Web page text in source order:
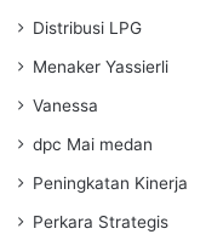
Distribusi LPG
Menaker Yassierli
Vanessa
dpc Mai medan
Peningkatan Kinerja
Perkara Strategis